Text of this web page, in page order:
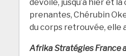
dévoilé, jusqu’à hier et
prenantes, Chérubin
du corps retrouvée, elle
Afrika Stratégies France